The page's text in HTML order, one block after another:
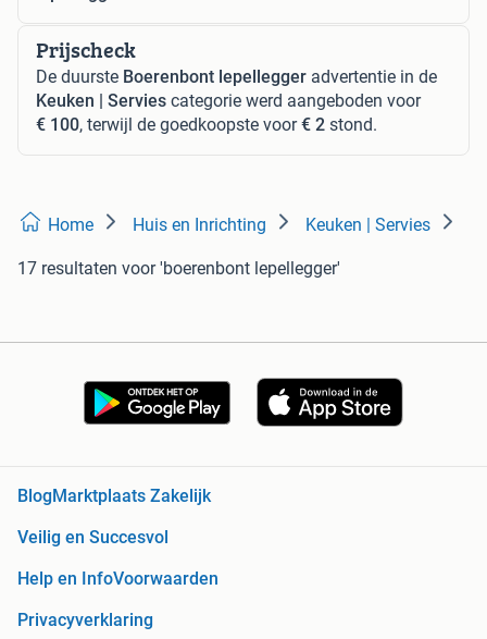
Prijscheck
De duurste Boerenbont lepellegger advertentie in de
Keuken | Servies categorie werd aangeboden voor
€ 100, terwijl de goedkoopste voor€ 2 stond.
Home Huis en Inrichting Keuken | Servies
17 resultaten voor 'boerenbont lepellegger'
BlogMarktplaats Zakelijk
Veilig en Succesvol
Help en InfoVoorwaarden
Privacyverklaring